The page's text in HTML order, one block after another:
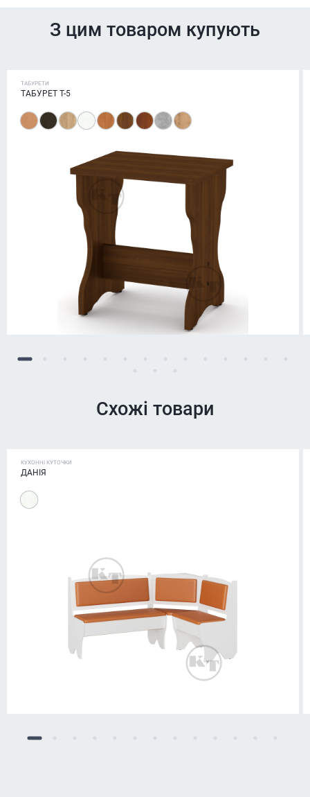
З цим товаром купують
ТАБУРЕТИ
ТАБУРЕТ Т-5
Схожі товари
КУХОННІ КУТОЧКИ
ДАНІЯ